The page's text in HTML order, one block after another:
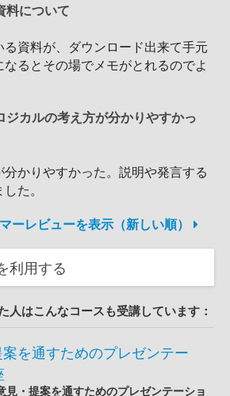
料について
資料が、ダウンロード出来て手元
るとその場でメモがとれるのでよ
ジカルの考え方が分かりやすかっ
かりやすかった。説明や発言する
た。
ーレビューを表示（新しい順）
利用する
人はこんなコースも受講しています：
見・提案を通すためのプレゼンテーショ